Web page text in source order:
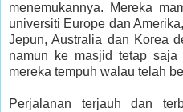
menemukannya. Mereka
universiti Europe dan
Jepun, Australia dan Korea
namun ke masjid tetap saja
mereka tempuh walau telah
Perjalanan terjauh dan